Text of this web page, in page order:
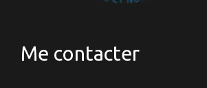
Me contacter